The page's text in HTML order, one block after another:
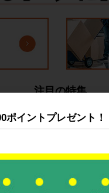
注目の特集
ポイントプレゼント！